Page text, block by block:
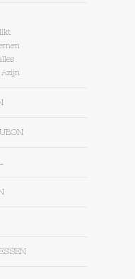
Azijn